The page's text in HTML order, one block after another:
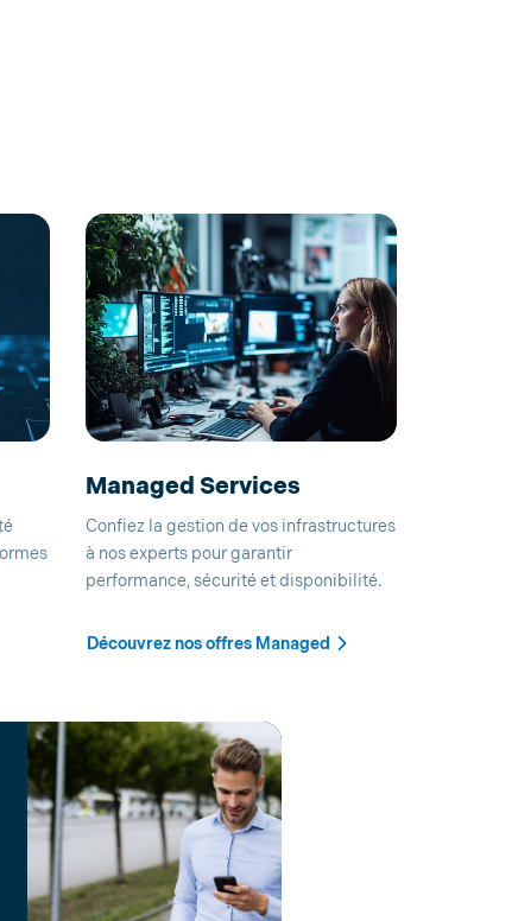
Managed Services
Confiez la gestion de vos infrastructures
à nos experts pour garantir
performance, sécurité et disponibilité.
Découvrez nos offres Managed